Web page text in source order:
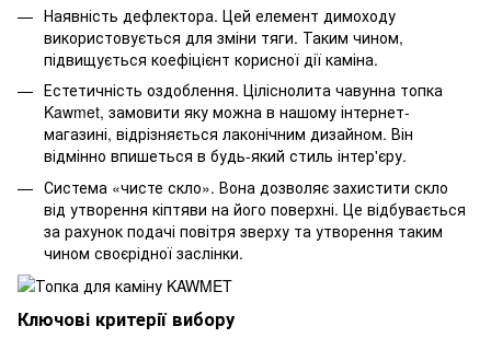
Наявність дефлектора. Цей елемент димоходу
використовується для зміни тяги. Таким чином,
підвищується коефіцієнт корисної дії каміна.
Естетичність оздоблення. Ціліснолита чавунна топка
Kawmet, замовити яку можна в нашому інтернет-
магазині, відрізняється лаконічним дизайном. Він
відмінно впишеться в будь-який стиль інтер'єру.
Система «чисте скло». Вона дозволяє захистити скло
від утворення кіптяви на його поверхні. Це відбувається
за рахунок подачі повітря зверху та утворення таким
чином своєрідної заслінки.
Ключові критерії вибору